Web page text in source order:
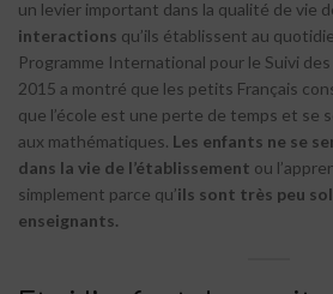
un levier important dans la qualité de vie
interactions qu’ils établissent au
Programme International pour le Suivi
2015 a montré que les petits Français
que l’école est une perte de temps et se
aux mathématiques. Les enfants ne se
dans la vie de l’établissement ou
simplement parce qu’ils sont très peu
enseignants.